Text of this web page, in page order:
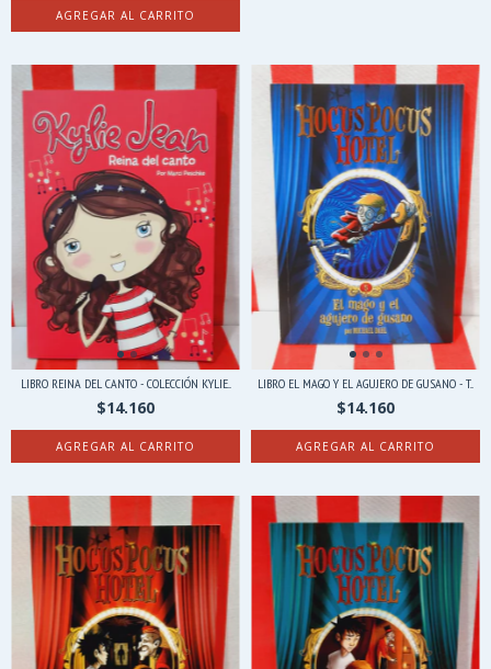
AGREGAR AL CARRITO
LIBRO REINA DEL CANTO - COLECCIÓN KYLIE...
$14.160
LIBRO EL MAGO Y EL AGUJERO DE GUSANO - T...
$14.160